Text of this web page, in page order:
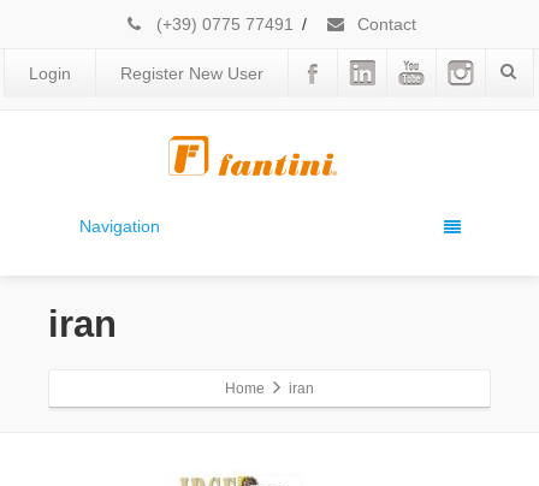
(+39) 0775 77491 / Contact
Login Register New User
Navigation
iran
Home iran